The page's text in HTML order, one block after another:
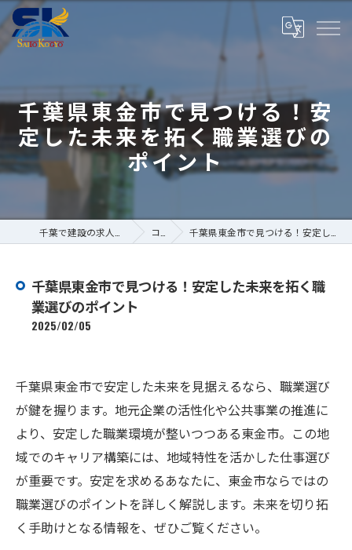
千葉県東金市で見つける！安
定した未来を拓く職業選びの
ポイント
コラム 千葉県東金市で見つける！安定した未来を拓く職業選びのポイント
千葉県東金市で見つける！安定した未来を拓く職
業選びのポイント
2025/02/05
千葉県東金市で安定した未来を見据えるなら、職業選び
が鍵を握ります。地元企業の活性化や公共事業の推進に
より、安定した職業環境が整いつつある東金市。この地
域でのキャリア構築には、地域特性を活かした仕事選び
が重要です。安定を求めるあなたに、東金市ならではの
職業選びのポイントを詳しく解説します。未来を切り拓
く手助けとなる情報を、ぜひご覧ください。